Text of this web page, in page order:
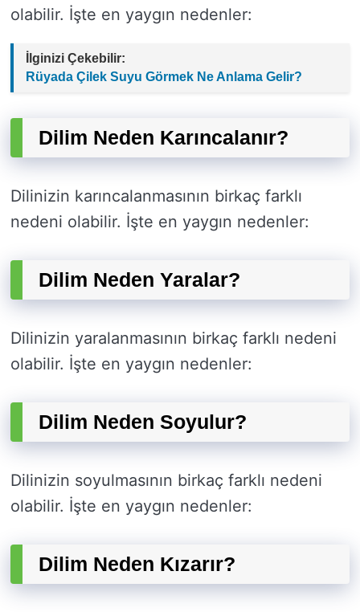
olabilir. İşte en yaygın nedenler:
İlginizi Çekebilir:
Rüyada Çilek Suyu Görmek Ne Anlama Gelir?
Dilim Neden Karıncalanır?
Dilinizin karıncalanmasının birkaç farklı
nedeni olabilir. İşte en yaygın nedenler:
Dilim Neden Yaralar?
Dilinizin yaralanmasının birkaç farklı nedeni
olabilir. İşte en yaygın nedenler:
Dilim Neden Soyulur?
Dilinizin soyulmasının birkaç farklı nedeni
olabilir. İşte en yaygın nedenler:
Dilim Neden Kızarır?